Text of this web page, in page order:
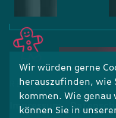
Wir würden gerne
herauszufinden, wie
kommen. Wie
können Sie in
RECHTLICHES
Impressum